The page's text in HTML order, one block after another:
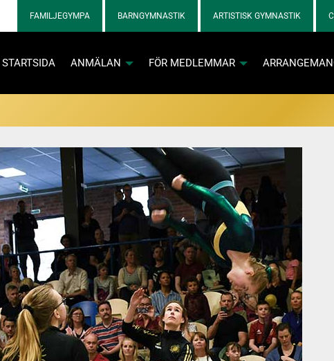
FAMILJEGYMPA BARNGYMNASTIK ARTISTISK GYMNASTIK
STARTSIDA ANMÄLAN
redan aktiva
FÖR MEDLEMMAR
Aktiva och kontaktpersoner loggar in med tillfällig kod via e-post
Info och
Nya SOL-prylar
Begagnade SOL-prylar